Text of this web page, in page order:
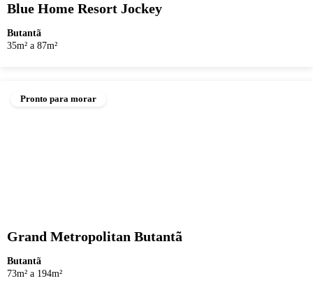
Blue Home Resort Jockey
Butantã
35m² a 87m²
Pronto para morar
Grand Metropolitan Butantã
Butantã
73m² a 194m²